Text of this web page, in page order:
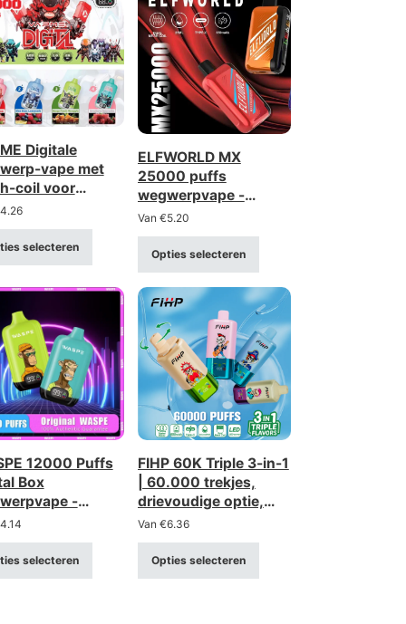
Digitale
vape met
coil voor
trekjes –
met
display
0-5%)
4.26
selecteren
ELFWORLD MX
25000 puffs
wegwerpvape -
gaasbatterij, digitaal
display, instelbare
luchtstroom
Van €5.20
Opties selecteren
12000 Puffs
Box
-
en
met slim
4.14
selecteren
FIHP 60K Triple 3-in-1
| 60.000 trekjes,
drievoudige optie,
bulkverpakking,
wegwerp-vape
Van €6.36
Opties selecteren